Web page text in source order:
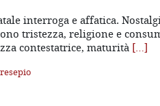
interroga e affatica.
tristezza, religione e
contestatrice, maturità […]